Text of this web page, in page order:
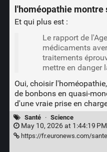
l'homéopathie
Et qui plus est :
Le rapport de
médicaments
traitements
mettre en danger
Oui, choisir
de bonbons en quasi-
d'une vraie prise en
Santé · Science
May 10, 2026 at 1:44:19 PM
https://fr.euronews.com/sante/2026/04/25/un-sachet-de-